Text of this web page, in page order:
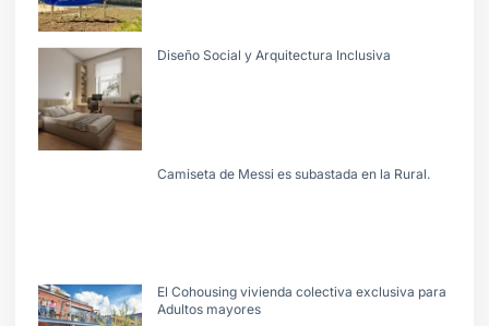
Diseño Social y Arquitectura Inclusiva
Camiseta de Messi es subastada en la Rural.
El Cohousing vivienda colectiva exclusiva para
Adultos mayores